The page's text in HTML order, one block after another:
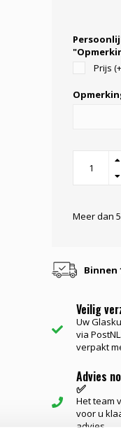
Prijs
Meer dan
Binnen
Veilig
Uw
via
verpakt
Advies
✅
Het team
voor u
advies...